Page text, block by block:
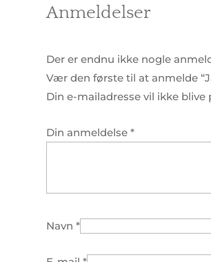
Anmeldelser
Der er endnu ikke nogle
Vær den første til at anmelde
Din e-mailadresse vil ikke blive
Din anmeldelse*
Navn*